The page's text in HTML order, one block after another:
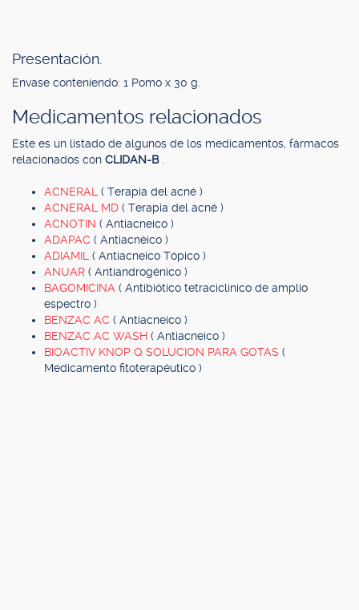
Presentación.
Envase conteniendo: 1 Pomo x 30 g.
Medicamentos relacionados
Este es un listado de algunos de los medicamentos, fármacos
relacionados con CLIDAN-B
ACNERAL ( Terapia del acné )
ACNERAL MD ( Terapia del acné )
ACNOTIN ( Antiacneico )
ADAPAC ( Antiacnéico )
ADIAMIL ( Antiacneico Tópico )
ANUAR ( Antiandrogénico )
BAGOMICINA ( Antibiótico tetraciclínico de amplio
espectro )
BENZAC AC ( Antiacneico )
BENZAC AC WASH ( Antiacneico )
BIOACTIV KNOP Q SOLUCION PARA GOTAS (
Medicamento fitoterapéutico )